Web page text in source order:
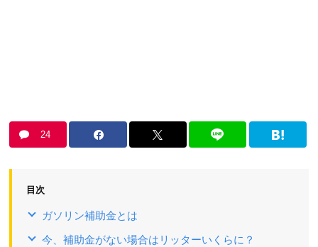
24
目次
ガソリン補助金とは
今、補助金がない場合はリッターいくらに？